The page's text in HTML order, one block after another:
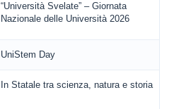
“Università Svelate” – Giornata
Nazionale delle Università 2026
UniStem Day
In Statale tra scienza, natura e storia